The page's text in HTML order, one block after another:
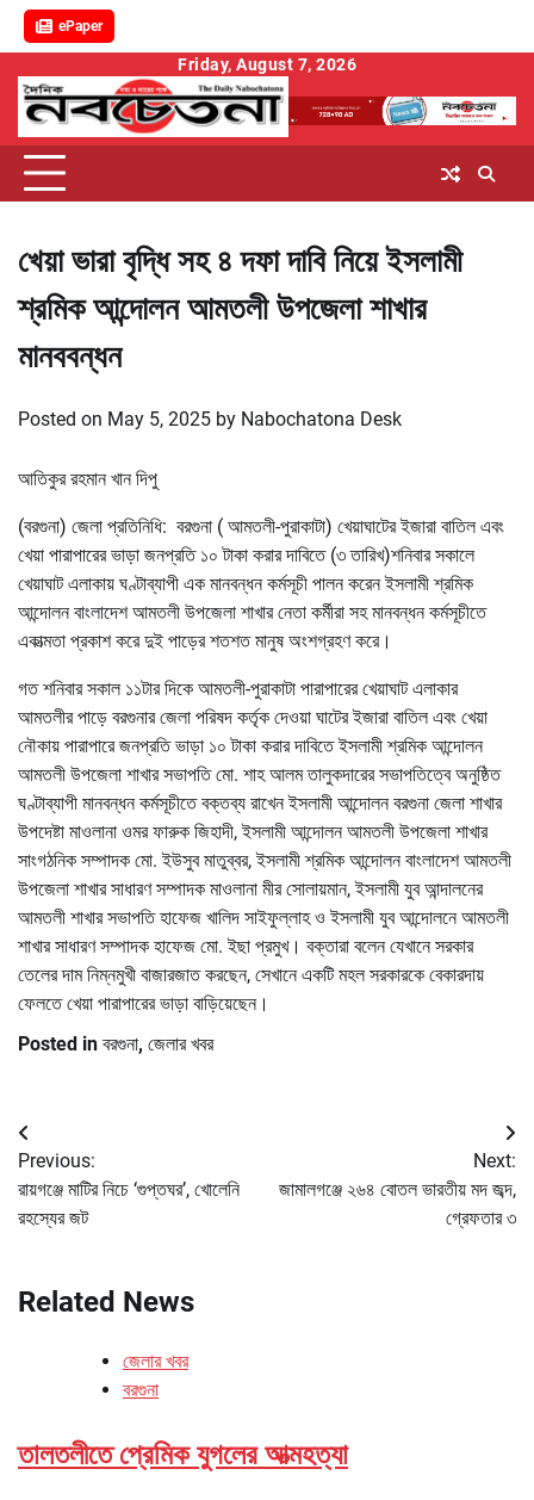
ePaper
content
Friday, August 7, 2026
খেয়া ভারা বৃদ্ধি সহ ৪ দফা দাবি নিয়ে ইসলামী
শ্রমিক আন্দোলন আমতলী উপজেলা শাখার
মানববন্ধন
Posted on May 5, 2025 by Nabochatona Desk
আতিকুর রহমান খান দিপু
(বরগুনা) জেলা প্রতিনিধি: বরগুনা ( আমতলী-পুরাকাটা) খেয়াঘাটের ইজারা বাতিল এবং
খেয়া পারাপারের ভাড়া জনপ্রতি ১০ টাকা করার দাবিতে (৩ তারিখ)শনিবার সকালে
খেয়াঘাট এলাকায় ঘণ্টাব্যাপী এক মানবন্ধন কর্মসূচী পালন করেন ইসলামী শ্রমিক
আন্দোলন বাংলাদেশ আমতলী উপজেলা শাখার নেতা কর্মীরা সহ মানবন্ধন কর্মসূচীতে
একাত্মতা প্রকাশ করে দুই পাড়ের শতশত মানুষ অংশগ্রহণ করে।
গত শনিবার সকাল ১১টার দিকে আমতলী-পুরাকাটা পারাপারের খেয়াঘাট এলাকার
আমতলীর পাড়ে বরগুনার জেলা পরিষদ কর্তৃক দেওয়া ঘাটের ইজারা বাতিল এবং খেয়া
নৌকায় পারাপারে জনপ্রতি ভাড়া ১০ টাকা করার দাবিতে ইসলামী শ্রমিক আন্দোলন
আমতলী উপজেলা শাখার সভাপতি মো. শাহ আলম তালুকদারের সভাপতিত্বে অনুষ্ঠিত
ঘণ্টাব্যাপী মানবন্ধন কর্মসূচীতে বক্তব্য রাখেন ইসলামী আন্দোলন বরগুনা জেলা শাখার
উপদেষ্টা মাওলানা ওমর ফারুক জিহাদী, ইসলামী আন্দোলন আমতলী উপজেলা শাখার
সাংগঠনিক সম্পাদক মো. ইউসুব মাতুব্বর, ইসলামী শ্রমিক আন্দোলন বাংলাদেশ আমতলী
উপজেলা শাখার সাধারণ সম্পাদক মাওলানা মীর সোলায়মান, ইসলামী যুব আন্দালনের
আমতলী শাখার সভাপতি হাফেজ খালিদ সাইফুল্লাহ ও ইসলামী যুব আন্দোলনে আমতলী
শাখার সাধারণ সম্পাদক হাফেজ মো. ইছা প্রমুখ। বক্তারা বলেন যেখানে সরকার
তেলের দাম নিম্নমুখী বাজারজাত করছেন, সেখানে একটি মহল সরকারকে বেকারদায়
ফেলতে খেয়া পারাপারের ভাড়া বাড়িয়েছেন।
Posted in বরগুনা, জেলার খবর
Post
navigation
Previous:
রায়গঞ্জে মাটির নিচে ‘গুপ্তঘর’, খোলেনি
রহস্যের জট
Next:
জামালগঞ্জে ২৬৪ বোতল ভারতীয় মদ জব্দ,
গ্রেফতার ৩
Related News
জেলার খবর
বরগুনা
তালতলীতে প্রেমিক যুগলের আত্মহত্যা